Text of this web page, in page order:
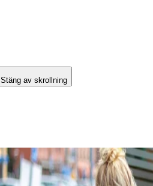
Stäng av skrollning